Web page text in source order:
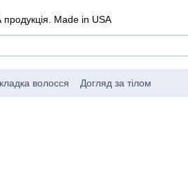
Made in USA
волосся
Догляд за тілом